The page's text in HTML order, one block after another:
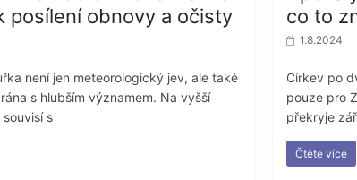
posílení obnovy a očisty
není jen meteorologický jev, ale také
s hlubším významem. Na vyšší
s
co to
1.8.2024
Církev po
pouze pro
překryje
Čtěte více